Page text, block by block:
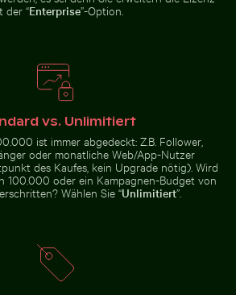
Phra Kaeo, Bangkok
Yai
Oleanderblüten
in Natürlicher
Umgebung
Isla Choventún in Chuburná
Lila Phacelia Blüten im
der “Enterprise”-Option.
vs. Unlimitiert
ist immer abgedeckt: Z.B. Follower,
oder monatliche Web/App-Nutzer
des Kaufes, kein Upgrade nötig). Wird
100.000 oder ein Kampagnen-Budget von
Wählen Sie “Unlimitiert”.